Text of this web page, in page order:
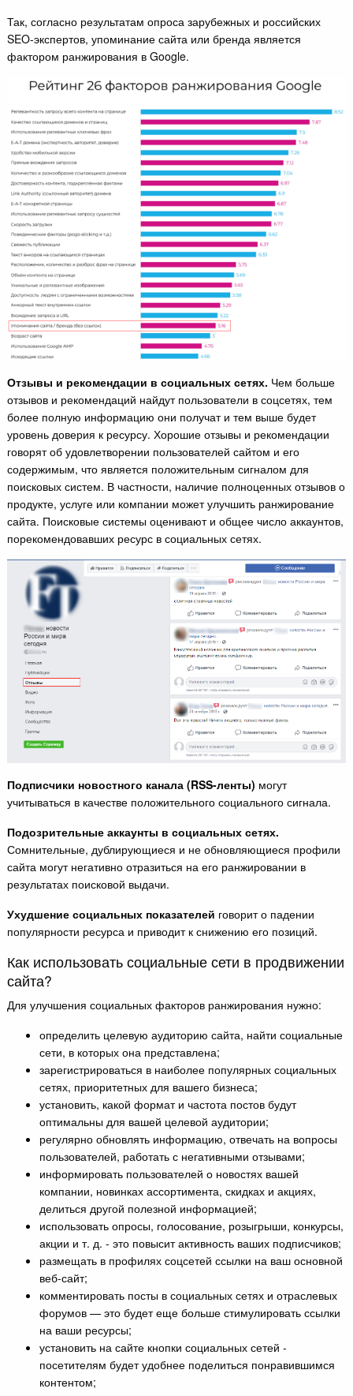
Так, согласно результатам опроса зарубежных и российских
SEO-экспертов, упоминание сайта или бренда является
фактором ранжирования в Google.
Отзывы и рекомендации в социальных сетях. Чем больше
отзывов и рекомендаций найдут пользователи в соцсетях, тем
более полную информацию они получат и тем выше будет
уровень доверия к ресурсу. Хорошие отзывы и рекомендации
говорят об удовлетворении пользователей сайтом и его
содержимым, что является положительным сигналом для
поисковых систем. В частности, наличие полноценных отзывов о
продукте, услуге или компании может улучшить ранжирование
сайта. Поисковые системы оценивают и общее число аккаунтов,
порекомендовавших ресурс в социальных сетях.
Подписчики новостного канала (RSS-ленты) могут
учитываться в качестве положительного социального сигнала.
Подозрительные аккаунты в социальных сетях.
Сомнительные, дублирующиеся и не обновляющиеся профили
сайта могут негативно отразиться на его ранжировании в
результатах поисковой выдачи.
Ухудшение социальных показателей говорит о падении
популярности ресурса и приводит к снижению его позиций.
Как использовать социальные сети в продвижении
сайта?
Для улучшения социальных факторов ранжирования нужно:
определить целевую аудиторию сайта, найти социальные
сети, в которых она представлена;
зарегистрироваться в наиболее популярных социальных
сетях, приоритетных для вашего бизнеса;
установить, какой формат и частота постов будут
оптимальны для вашей целевой аудитории;
регулярно обновлять информацию, отвечать на вопросы
пользователей, работать с негативными отзывами;
информировать пользователей о новостях вашей
компании, новинках ассортимента, скидках и акциях,
делиться другой полезной информацией;
использовать опросы, голосование, розыгрыши, конкурсы,
акции и т. д. - это повысит активность ваших подписчиков;
размещать в профилях соцсетей ссылки на ваш основной
веб-сайт;
комментировать посты в социальных сетях и отраслевых
форумов — это будет еще больше стимулировать ссылки
на ваши ресурсы;
установить на сайте кнопки социальных сетей -
посетителям будет удобнее поделиться понравившимся
контентом;